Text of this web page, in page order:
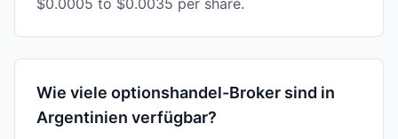
$0.0005 to $0.0035 per share.
Wie viele optionshandel-Broker sind in
Argentinien verfügbar?